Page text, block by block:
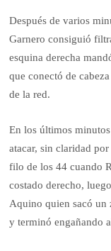
Después de varios
Garnero consiguió
esquina derecha
que conectó de
de la red.
En los últimos
atacar, sin claridad
filo de los 44 cuando
costado derecho,
Aquino quien sacó un
y terminó engañando